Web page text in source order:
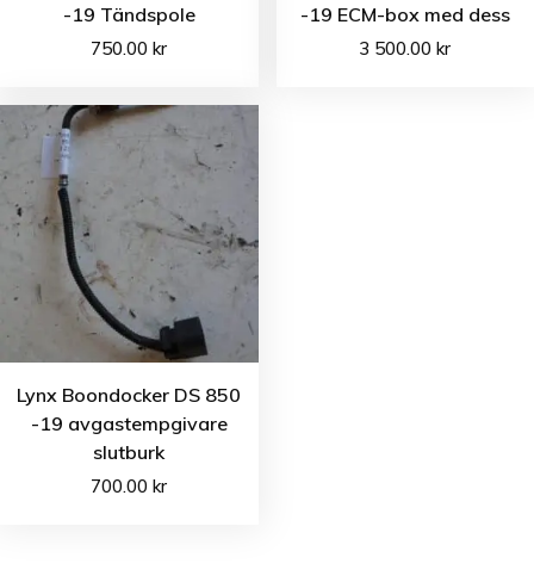
-19 Tändspole
750.00kr
-19 ECM-box med dess
3 500.00kr
Lynx Boondocker DS 850
-19 avgastempgivare
slutburk
700.00kr